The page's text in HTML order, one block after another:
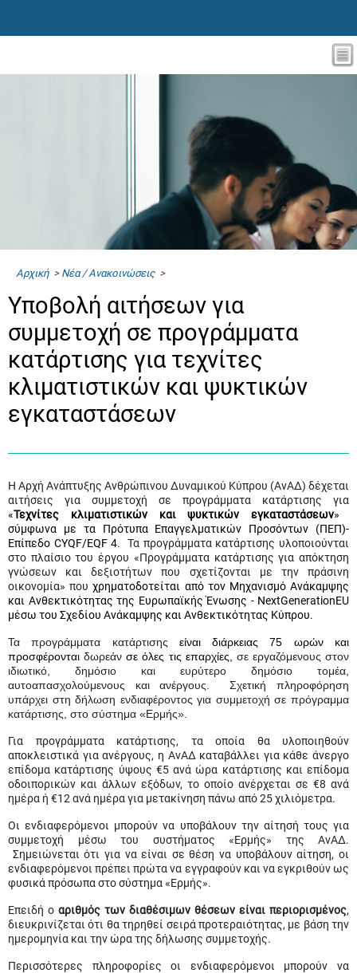
Αρχική> Νέα / Ανακοινώσεις>
Yποβολή αιτήσεων για
συμμετοχή σε προγράμματα
κατάρτισης για τεχνίτες
κλιματιστικών και ψυκτικών
εγκαταστάσεων
Η Αρχή Ανάπτυξης Ανθρώπινου Δυναμικού Κύπρου (ΑνΑΔ) δέχεται
αιτήσεις για συμμετοχή σε προγράμματα κατάρτισης για
«Τεχνίτες κλιματιστικών και ψυκτικών εγκαταστάσεων»
σύμφωνα με τα Πρότυπα Επαγγελματικών Προσόντων (ΠΕΠ)-
Επίπεδο CYQF/EQF4. Τα προγράμματα κατάρτισης υλοποιούνται
στο πλαίσιο του έργου «Προγράμματα κατάρτισης για απόκτηση
γνώσεων και δεξιοτήτων που σχετίζονται με την πράσινη
οικονομία» πουχρηματοδοτείται από τον Μηχανισμό Ανάκαμψης
και Ανθεκτικότητας της Ευρωπαϊκής Ένωσης - NextGenerationEU
μέσω του Σχεδίου Ανάκαμψης και Ανθεκτικότητας Κύπρου.
Τα προγράμματα κατάρτισης είναι διάρκειας 75 ωρών και
προσφέρονταιδωρεάν σε όλες τις επαρχίες,
σε εργαζόμενους στον
ιδιωτικό, δημόσιο και ευρύτερο δημόσιο τομέα,
αυτοαπασχολούμενους και ανέργους. Σχετική πληροφόρηση
υπάρχει στη δήλωση ενδιαφέροντος για συμμετοχή σε πρόγραμμα
κατάρτισης, στο σύστημα «Ερμής».
Για προγράμματα κατάρτισης, τα οποία θα υλοποιηθούν
αποκλειστικά για ανέργους, η ΑνΑΔ καταβάλλει για κάθε άνεργο
επίδομα κατάρτισης ύψους €5 ανά ώρα κατάρτισης και επίδομα
οδοιπορικών και άλλων εξόδων, το οποίο ανέρχεται σε €8 ανά
ημέρα ή €12 ανά ημέρα για μετακίνηση πάνω από 25 χιλιόμετρα.
Οι ενδιαφερόμενοι μπορούν να υποβάλουν την αίτησή τους για
συμμετοχή μέσω του συστήματος «Ερμής» της ΑνΑΔ.
Σημειώνεται ότι για να είναι σε θέση να υποβάλουν αίτηση, οι
ενδιαφερόμενοι πρέπει πρώτα να εγγραφούν και να εγκριθούν ως
φυσικά πρόσωπα στο σύστημα «Ερμής».
Επειδή ο αριθμός των διαθέσιμων θέσεων είναι περιορισμένος,
διευκρινίζεται ότι θα τηρηθεί σειρά προτεραιότητας, με βάση την
ημερομηνία και την ώρα της δήλωσης συμμετοχής.
Περισσότερες πληροφορίες οι ενδιαφερόμενοι μπορούν να